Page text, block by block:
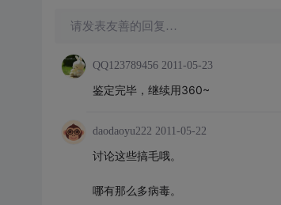
请发表友善的回复…
QQ123789456 2011-05-23
鉴定完毕，继续用360~
daodaoyu222 2011-05-22
讨论这些搞毛哦。
哪有那么多病毒。